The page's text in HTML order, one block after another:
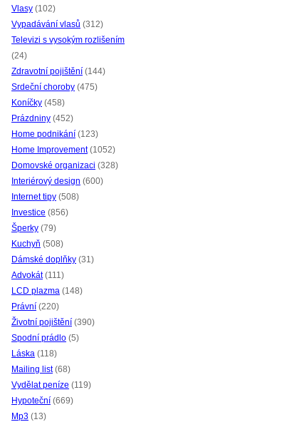
Vlasy (102)
Vypadávání vlasů (312)
Televizi s vysokým rozlišením
(24)
Zdravotní pojištění (144)
Srdeční choroby (475)
Koníčky (458)
Prázdniny (452)
Home podnikání (123)
Home Improvement(1052)
Domovské organizaci (328)
Interiérový design (600)
Internet tipy (508)
Investice (856)
Šperky (79)
Kuchyň (508)
Dámské doplňky (31)
Advokát(111)
LCD plazma (148)
Právní (220)
Životní pojištění (390)
Spodní prádlo (5)
Láska (118)
Mailing list(68)
Vydělat peníze (119)
Hypoteční (669)
Mp3 (13)